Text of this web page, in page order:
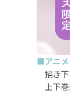
■アニ
描き下
上下巻